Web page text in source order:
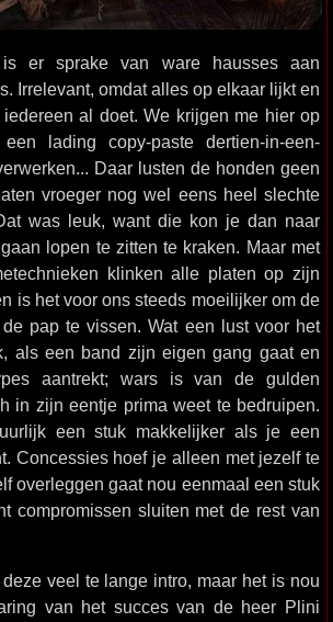
er sprake van ware hausses aan
Irrelevant, omdat alles op elkaar lijkt en
al doet. We krijgen me hier op
lading copy-paste dertien-in-een-
Daar lusten de honden geen
vroeger nog wel eens heel slechte
was leuk, want die kon je dan naar
lopen te zitten te kraken. Maar met
klinken alle platen op zijn
is het voor ons steeds moeilijker om de
pap te vissen. Wat een lust voor het
als een band zijn eigen gang gaat en
aantrekt; wars is van de gulden
in zijn eentje prima weet te bedruipen.
een stuk makkelijker als je een
Concessies hoef je alleen met jezelf te
overleggen gaat nou eenmaal een stuk
compromissen sluiten met de rest van
veel te lange intro, maar het is nou
van het succes van de heer Plini